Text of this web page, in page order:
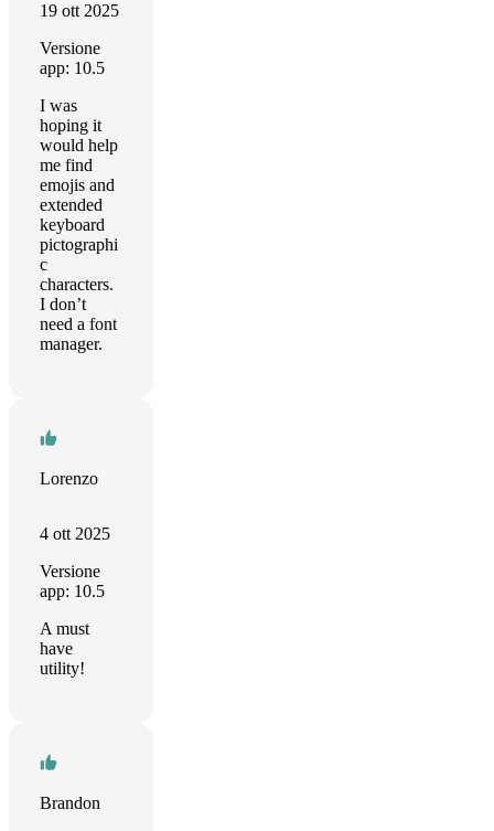
19 ott 2025
Versione
app: 10.5
I was
hoping it
would help
me find
emojis and
extended
keyboard
pictographi
c
characters.
I don’t
need a font
manager.
Lorenzo
4 ott 2025
Versione
app: 10.5
A must
have
utility!
Brandon